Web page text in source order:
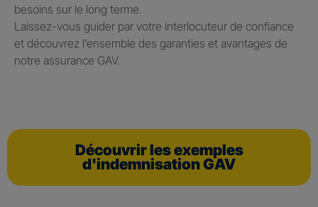
besoins sur le long terme.
Laissez-vous guider par votre interlocuteur de confiance
et découvrez l’ensemble des garanties et avantages de
notre assurance GAV.
Découvrir les exemples
d'indemnisation GAV